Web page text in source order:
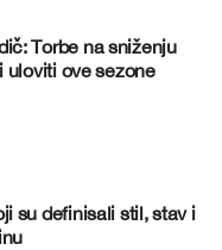
Torbe na sniženju
uloviti ove sezone
su definisali stil, stav i